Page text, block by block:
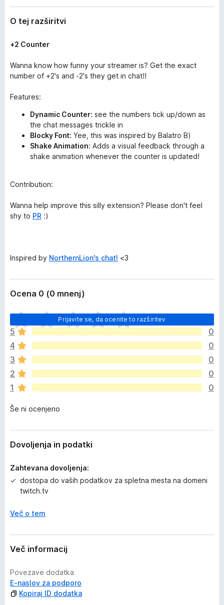
k
f
o
i
i
v
i
O tej razširitvi
+2 Counter
Wanna know how funny your streamer is? Get the exact
number of +2's and -2's they get in chat!!
Features:
Dynamic Counter: see the numbers tick up/down as
the chat messages trickle in
Blocky Font: Yee, this was inspired by Balatro B)
Shake Animation: Adds a visual feedback through a
shake animation whenever the counter is updated!
Contribution:
Wanna help improve this silly extension? Please don't feel
shy to PR :)
Inspired by NorthernLion's chat! <3
Ocena 0 (0 mnenj)
Prijavite se, da ocenite to razširitev
Š
e
n
i
o
c
e
n
e
o
5
0
4
0
3
0
2
0
1
0
Še ni ocenjeno
Dovoljenja in podatki
Zahtevana dovoljenja:
dostopa do vaših podatkov za spletna mesta na domeni
twitch.tv
Več o tem
Več informacij
Povezave dodatka
E-naslov za podporo
Kopiraj ID dodatka